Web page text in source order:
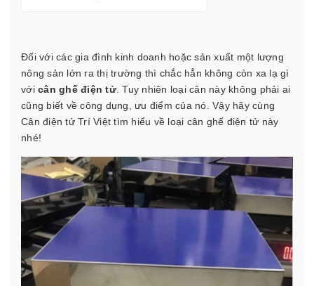
Đối với các gia đình kinh doanh hoặc sản xuất một lượng
nông sản lớn ra thị trường thì chắc hẳn không còn xa lạ gì
với cân ghế điện tử. Tuy nhiên loại cân này không phải ai
cũng biết về công dụng, ưu điểm của nó. Vậy hãy cùng
Cân điện tử Trí Việt tìm hiểu về loại cân ghế điện tử này
nhé!